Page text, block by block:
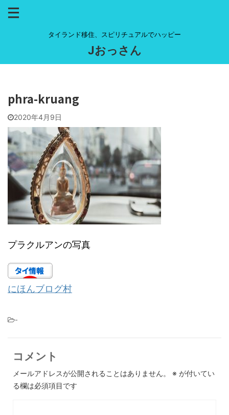
タイランド移住、スピリチュアルでハッピー
Jおっさん
phra-kruang
2020年4月9日
プラクルアンの写真
にほんブログ村
-
コメント
メールアドレスが公開されることはありません。 ※ が付いてい
る欄は必須項目です